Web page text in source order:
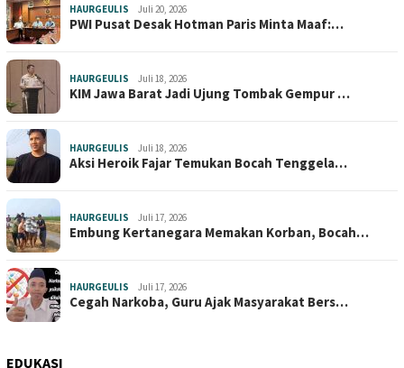
HAURGEULIS Juli 20, 2026
PWI Pusat Desak Hotman Paris Minta Maaf:…
HAURGEULIS Juli 18, 2026
KIM Jawa Barat Jadi Ujung Tombak Gempur …
HAURGEULIS Juli 18, 2026
Aksi Heroik Fajar Temukan Bocah Tenggela…
HAURGEULIS Juli 17, 2026
Embung Kertanegara Memakan Korban, Bocah…
HAURGEULIS Juli 17, 2026
Cegah Narkoba, Guru Ajak Masyarakat Bers…
EDUKASI